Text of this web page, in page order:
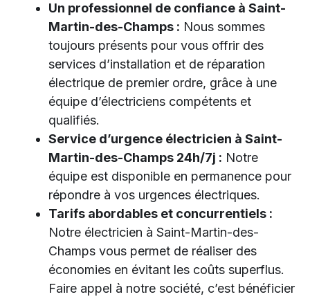
Un professionnel de confiance à Saint-
Martin-des-Champs : Nous sommes
toujours présents pour vous offrir des
services d’installation et de réparation
électrique de premier ordre, grâce à une
équipe d’électriciens compétents et
qualifiés.
Service d’urgence électricien à Saint-
Martin-des-Champs 24h/7j : Notre
équipe est disponible en permanence pour
répondre à vos urgences électriques.
Tarifs abordables et concurrentiels :
Notre électricien à Saint-Martin-des-
Champs vous permet de réaliser des
économies en évitant les coûts superflus.
Faire appel à notre société, c’est bénéficier